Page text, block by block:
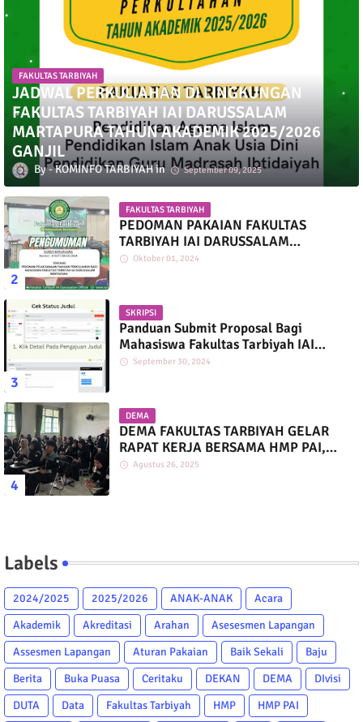
FAKULTAS TARBIYAH
JADWAL PERKULIAHAN DI LINGKUNGAN
FAKULTAS TARBIYAH IAI DARUSSALAM
MARTAPURA TAHUN AKADEMIK 2025/2026
GANJIL
KOMINFO TARBIYAH September 09, 2025
FAKULTAS TARBIYAH
PEDOMAN PAKAIAN FAKULTAS
TARBIYAH IAI DARUSSALAM
MARTAPURA
Oktober 01, 2024
SKRIPSI
Panduan Submit Proposal Bagi
Mahasiswa Fakultas Tarbiyah IAI
Darussalam
September 30, 2024
DEMA
DEMA FAKULTAS TARBIYAH GELAR
RAPAT KERJA BERSAMA HMP PAI,
PGMI, DAN PIAUD
Agustus 26, 2025
Labels
2024/2025 2025/2026 ANAK-ANAK
Acara
Akademik
Akreditasi Arahan
Asesesmen Lapangan
Assesmen Lapangan
Aturan Pakaian Baik Sekali
Baju
Berita
Buka Puasa Ceritaku DEKAN DEMA
DIvisi
DUTA
Data Fakultas Tarbiyah HMP
HMP PAI